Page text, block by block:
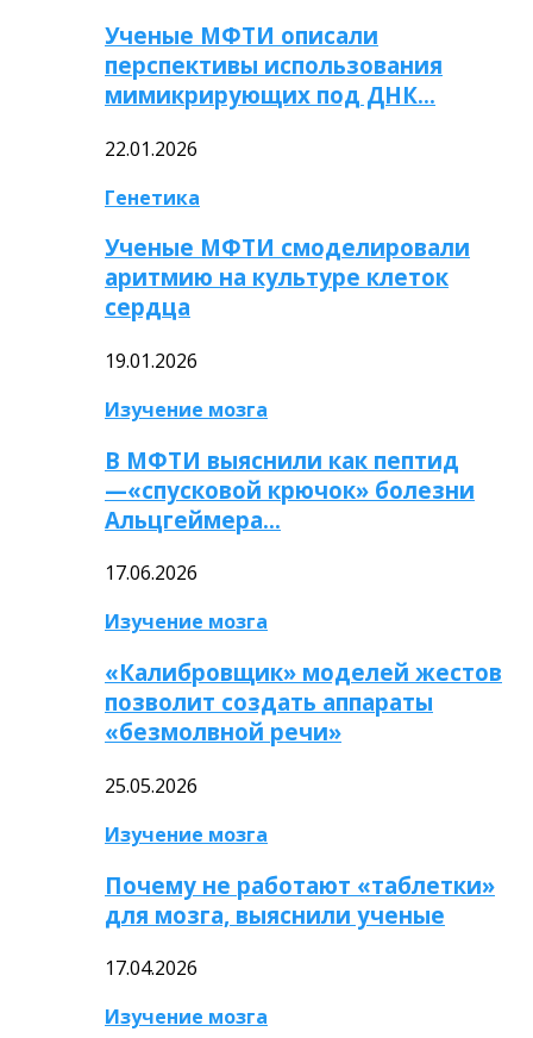
Ученые МФТИ описали
перспективы использования
мимикрирующих под ДНК…
22.01.2026
Генетика
Ученые МФТИ смоделировали
аритмию на культуре клеток
сердца
19.01.2026
Изучение мозга
В МФТИ выяснили как пептид
—«спусковой крючок» болезни
Альцгеймера…
17.06.2026
Изучение мозга
«Калибровщик» моделей жестов
позволит создать аппараты
«безмолвной речи»
25.05.2026
Изучение мозга
Почему не работают «таблетки»
для мозга, выяснили ученые
17.04.2026
Изучение мозга